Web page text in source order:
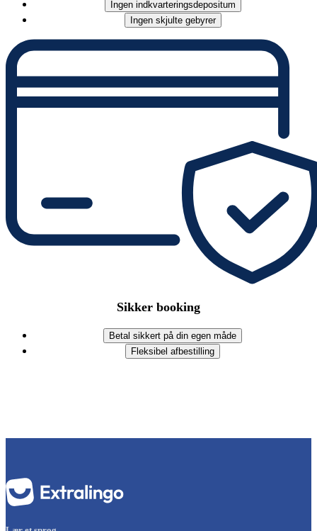
Ingen indkvarteringsdepositum
Ingen skjulte gebyrer
Sikker booking
Betal sikkert på din egen måde
Fleksibel afbestilling